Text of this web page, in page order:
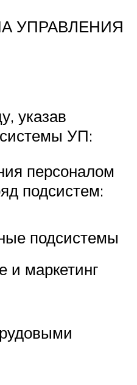
УПРАВЛЕНИЯ
указав
УП:
персоналом
подсистем:
подсистемы
и маркетинг